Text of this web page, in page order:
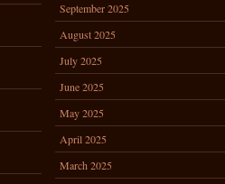
September 2025
August 2025
July 2025
June 2025
May 2025
April 2025
March 2025